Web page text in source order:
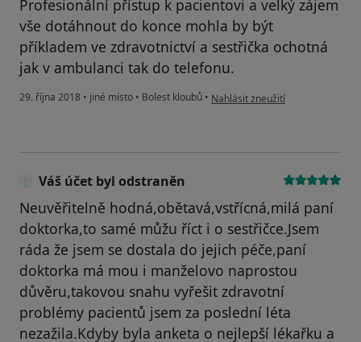
Profesionální přístup k pacientovi a velký zájem
vše dotáhnout do konce mohla by být
příkladem ve zdravotnictví a sestřička ochotná
jak v ambulanci tak do telefonu.
29. října 2018 • jiné místo • Bolest kloubů • podle názoru uživatele Váš účet
Nahlásit zneužití
Váš účet byl odstraněn
Neuvěřitelně hodná,obětavá,vstřícná,milá paní
doktorka,to samé můžu říct i o sestřičce.Jsem
ráda že jsem se dostala do jejich péče,paní
doktorka má mou i manželovo naprostou
důvěru,takovou snahu vyřešit zdravotní
problémy pacientů jsem za poslední léta
nezažila.Kdyby byla anketa o nejlepší lékařku a